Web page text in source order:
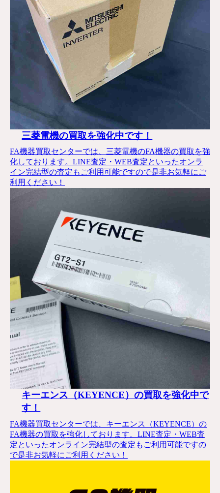
三菱電機の買取を強化中です！
FA機器買取センターでは、三菱電機のFA機器の買取を強
化しております。LINE査定・WEB査定といったオンラ
イン完結型の査定もご利用可能ですので是非お気軽にご
利用ください！
キーエンス（KEYENCE）の買取を強化中で
す！
FA機器買取センターでは、キーエンス（KEYENCE）の
FA機器の買取を強化しております。LINE査定・WEB査
定といったオンライン完結型の査定もご利用可能ですの
で是非お気軽にご利用ください！